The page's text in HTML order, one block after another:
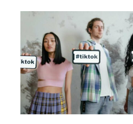
Melhores
de edição de
para criar obras-
primas no TikTok